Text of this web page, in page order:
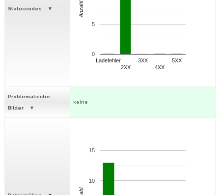
Statuscodes
Ladefehler
2XX
3XX
4XX
5XX
0
5
Anzahl
Problematische
Bilder
keine
10
15